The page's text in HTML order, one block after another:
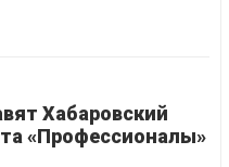
Хабаровский
«Профессионалы»